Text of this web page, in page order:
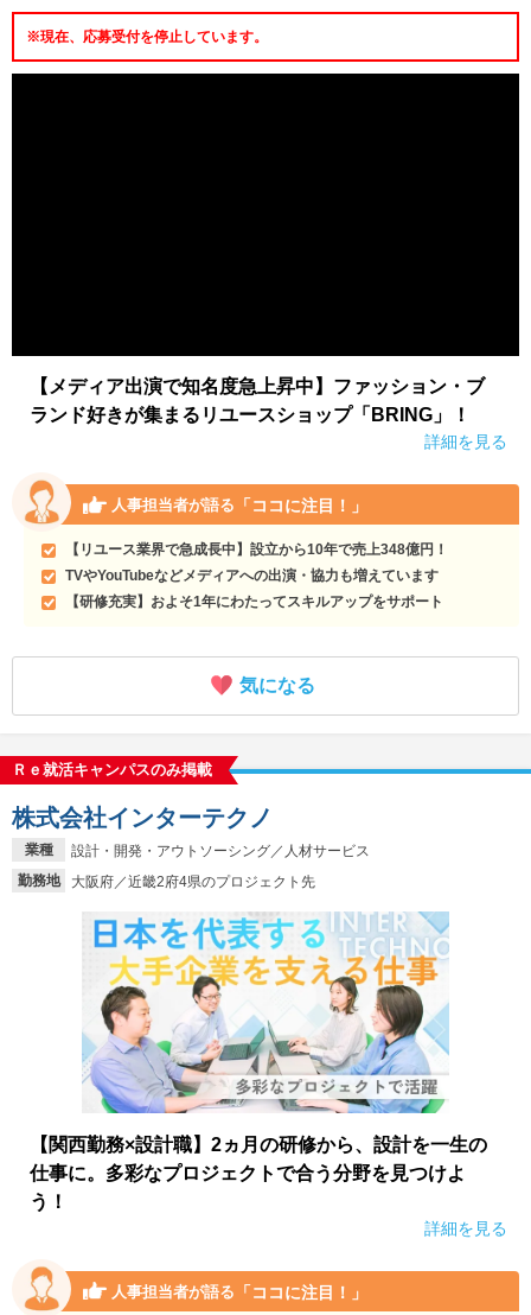
※現在、応募受付を停止しています。
【メディア出演で知名度急上昇中】ファッション・ブ
ランド好きが集まるリユースショップ「BRING」！
詳細を見る
人事担当者が語る 「ココに注目！」
【リユース業界で急成長中】設立から10年で売上348億円！
TVやYouTubeなどメディアへの出演・協力も増えています
【研修充実】およそ1年にわたってスキルアップをサポート
気になる
Ｒｅ就活キャンパスのみ掲載
業種
設計・開発・アウトソーシング／人材サービス
勤務地
大阪府／近畿2府4県のプロジェクト先
株式会社インターテクノ
【関西勤務×設計職】2ヵ月の研修から、設計を一生の
仕事に。多彩なプロジェクトで合う分野を見つけよ
う！
詳細を見る
人事担当者が語る 「ココに注目！」